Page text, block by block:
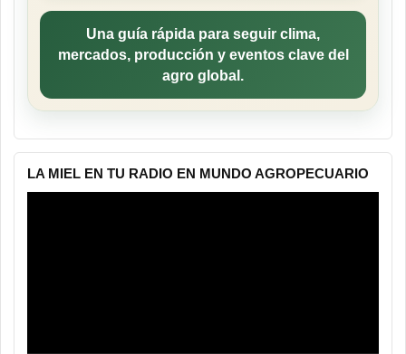
Una guía rápida para seguir clima,
mercados, producción y eventos clave del
agro global.
LA MIEL EN TU RADIO EN MUNDO AGROPECUARIO